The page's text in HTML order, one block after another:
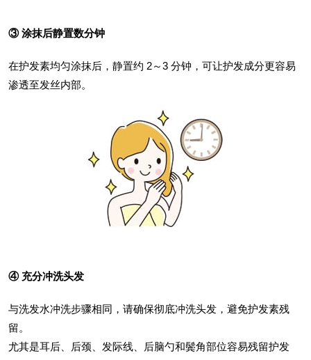
③ 涂抹后静置数分钟
在护发素均匀涂抹后，静置约 2～3 分钟，可让护发成分更容易
渗透至发丝内部。
④ 充分冲洗头发
与洗发水冲洗步骤相同，请确保彻底冲洗头发，避免护发素残
留。
尤其是耳后、后颈、发际线、后脑勺和鬓角部位容易残留护发